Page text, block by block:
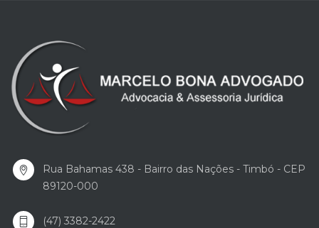
Rua Bahamas 438 - Bairro das Nações - Timbó - CEP
89120-000
(47) 3382-2422